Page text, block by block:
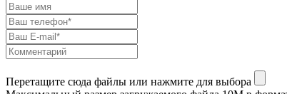
Перетащите сюда файлы или нажмите для выбора